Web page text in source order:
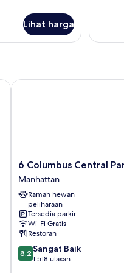
Lihat harga
Kamar
6
Columbus
Central
Park
Hotel
Manhattan
6 Columbus Central
Manhattan
Ramah hewan
peliharaan
Tersedia parkir
Wi-Fi Gratis
Restoran
8.2
dari
8,2 Sangat Baik
1.518 ulasan
6 Columbus Central Park